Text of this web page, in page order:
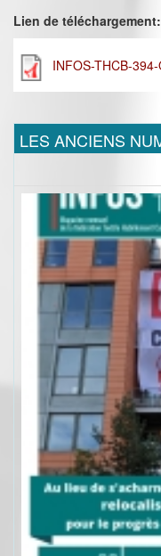
Lien de téléchargement:
INFOS-THCB-
LES ANCIENS